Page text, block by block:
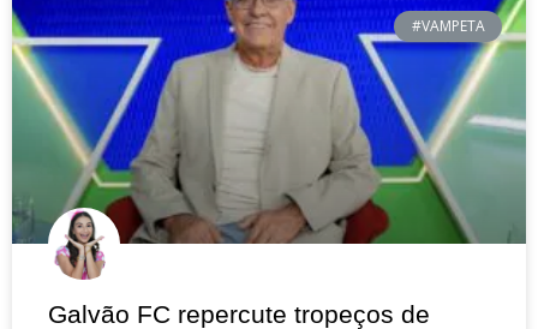
#VAMPETA
Galvão FC repercute tropeços de